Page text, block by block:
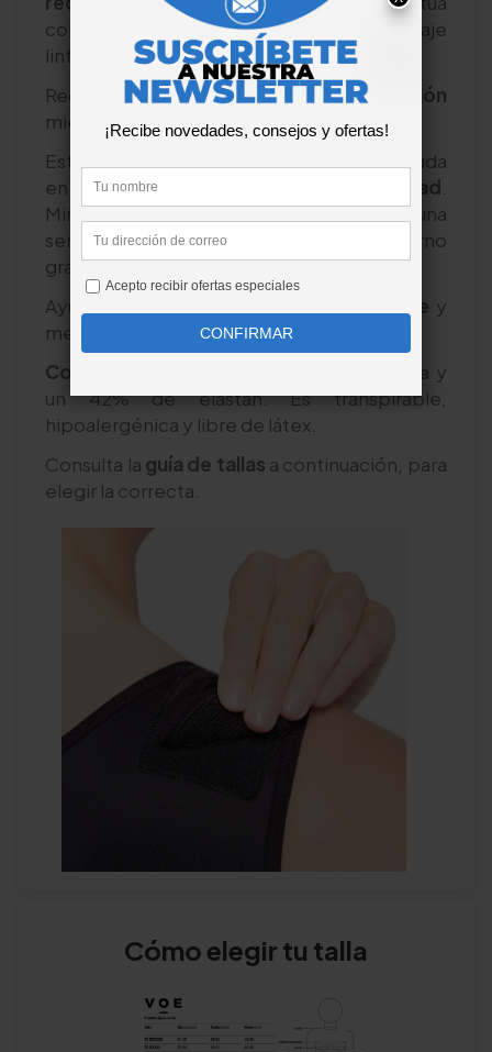
como un catalizador, favoreciendo el linaje
linfático.
Reduce lahinchazón y la inflamación
mientras acelera la curación.
Este soporte abdominal con espalda ayuda
en elmanejo del dolor y en la movilidad
Minimiza la incomodidad y consigue una
sensación debienestar.
Permite un retorno
gradual de las actividades diarias.
Ayuda a conseguir una
cicatriz más suave y
menos visible.
Confeccionada
con un 58% de poliamida y
un 42% de elastán. Es transpirable,
hipoalergénica y libre de látex.
Consulta la guía de tallas a continuación, para
elegir la correcta.
Cómo elegir tu talla